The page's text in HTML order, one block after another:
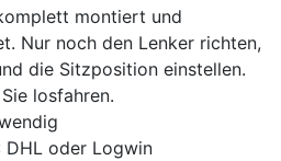
montiert und
Nur noch den Lenker richten,
die Sitzposition einstellen.
losfahren.
oder Logwin